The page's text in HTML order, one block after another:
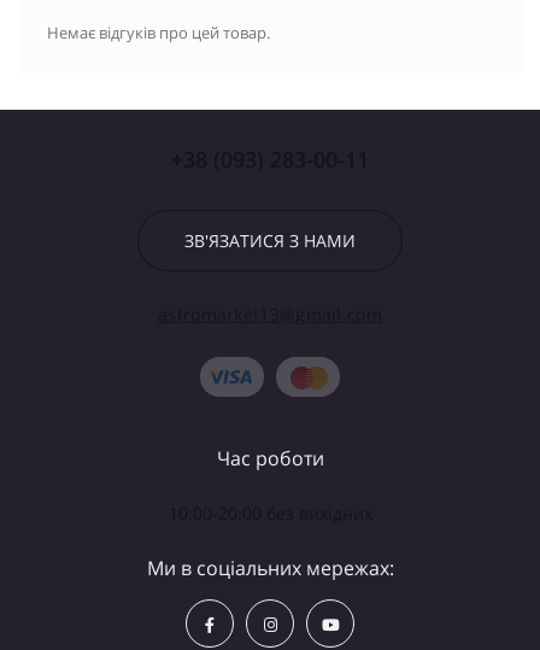
Немає відгуків про цей товар.
ЗВ'ЯЗАТИСЯ З НАМИ
Час роботи
Ми в соціальних мережах: